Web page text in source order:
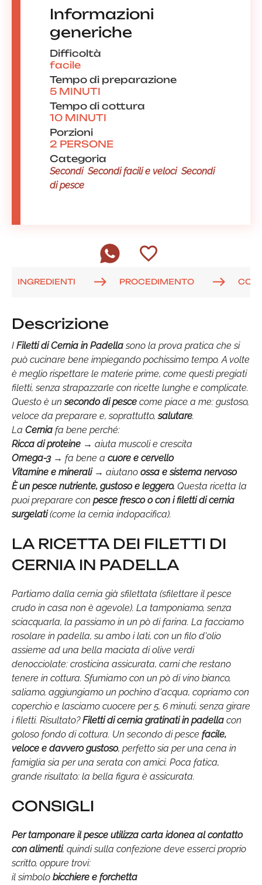
Informazioni
generiche
Difficoltà
facile
Tempo di preparazione
5 MINUTI
Tempo di cottura
10 MINUTI
Porzioni
2 PERSONE
Categoria
Secondi Secondi facili e veloci Secondi
di pesce
INGREDIENTI PROCEDIMENTO
Descrizione
I Filetti di Cernia in Padellasono la prova pratica che si
può cucinare bene impiegando pochissimo tempo. A volte
è meglio rispettare le materie prime, come questi pregiati
filetti, senza strapazzarle con ricette lunghe e complicate.
Questo è unsecondo di pesce come piace a me: gustoso,
veloce da preparare e, soprattutto,salutare.
La Cernia fa bene perché:
Ricca di proteine → aiuta muscoli e crescita
Omega-3→ fa bene a cuore e cervello
Vitamine e minerali→ aiutano ossa e sistema nervoso
È un pesce nutriente, gustoso e leggero. Questa ricetta la
puoi preparare con pesce fresco o con i filetti di cernia
surgelati(come la cernia indopacifica).
LA RICETTA DEI FILETTI DI
CERNIA IN PADELLA
Partiamo dalla cernia già sfilettata (sfilettare il pesce
crudo in casa non è agevole). La tamponiamo, senza
sciacquarla, la passiamo in un pò di farina. La facciamo
rosolare in padella, su ambo i lati, con un filo d'olio
assieme ad una bella maciata di olive verdi
denocciolate: crosticina assicurata, carni che restano
tenere in cottura. Sfumiamo con un pò di vino bianco,
saliamo, aggiungiamo un pochino d'acqua, copriamo con
coperchio e lasciamo cuocere per 5, 6 minuti, senza girare
i filetti. Risultato?Filetti di cernia gratinati in padella con
goloso fondo di cottura. Un secondo di pesce facile,
veloce e davvero gustoso, perfetto sia per una cena in
famiglia sia per una serata con amici. Poca fatica,
grande risultato: la bella figura è assicurata.
CONSIGLI
Per tamponare il pesce utilizza carta idonea al contatto
con alimenti, quindi sulla confezione deve esserci proprio
scritto, oppure trovi:
il simbolo bicchiere e forchetta